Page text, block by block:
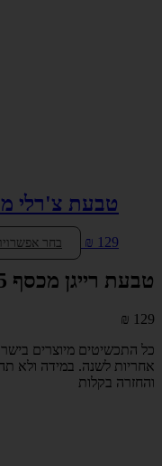
טבעת צ'רלי
₪ 129 בחר
טבעת רייגן מכסף 925
₪ 129
אחריות לשנה. במידה ולא
והחזרה בקלות